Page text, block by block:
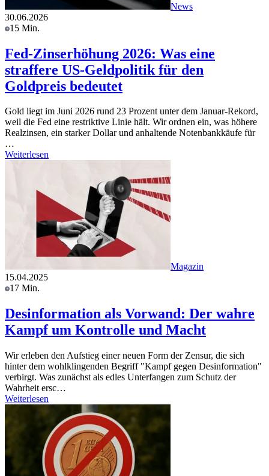
News
30.06.2026
15 Min.
Fed-Zinserhöhung 2026: Was eine
straffere US-Geldpolitik für den
Goldpreis bedeutet
Gold liegt im Juni 2026 rund 23 Prozent unter dem Januar-Rekord,
weil die Fed eine restriktive Linie hält. Wir ordnen ein, was höhere
Realzinsen, ein starker Dollar und anhaltende Notenbankkäufe für
…
Weiterlesen
Magazin
15.04.2025
17 Min.
Desinformation als Vorwand: Der wahre
Kampf um Kontrolle und Macht
Wir erleben den Aufstieg einer neuen Form der Zensur, die sich
hinter dem wohlklingenden Begriff "Kampf gegen Desinformation"
verbirgt. Was zunächst als edles Unterfangen zum Schutz der
Wahrheit ersc…
Weiterlesen